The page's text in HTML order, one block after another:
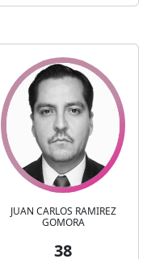
JUAN CARLOS RAMIREZ
GOMORA
38